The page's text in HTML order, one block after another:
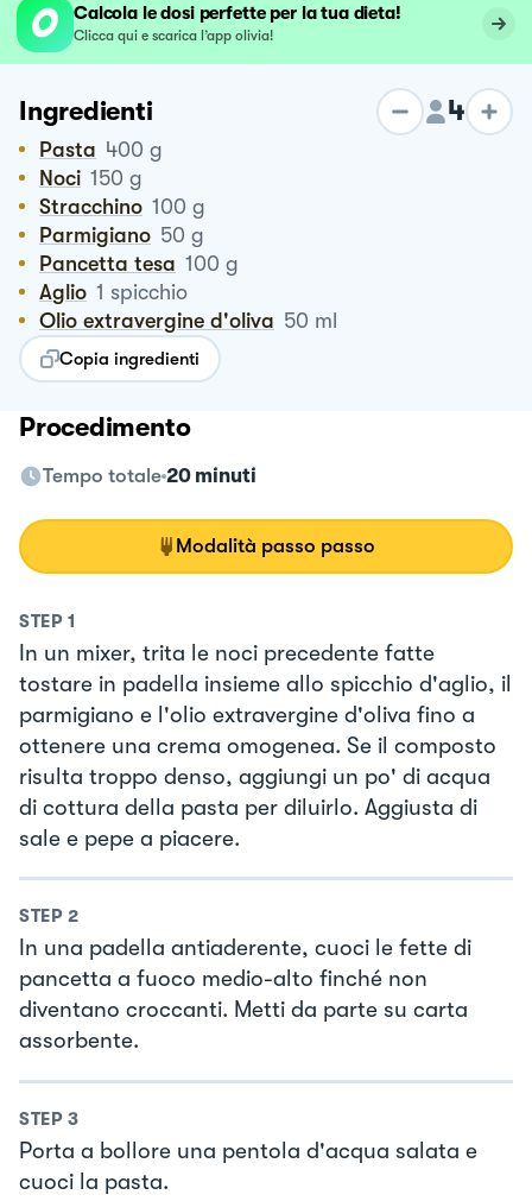
Calcola le dosi perfette per la tua dieta!
Clicca qui e scarica l’app olivia!
Ingredienti 4
Pasta 400 g
Noci 150 g
Stracchino 100 g
Parmigiano 50 g
Pancetta tesa 100 g
Aglio 1 spicchio
Olio extravergine d'oliva 50 ml
Copia ingredienti
Procedimento
Tempo totale 20 minuti
Modalità passo passo
STEP 1
In un mixer, trita le noci precedente fatte
tostare in padella insieme allo spicchio d'aglio, il
parmigiano e l'olio extravergine d'oliva fino a
ottenere una crema omogenea. Se il composto
risulta troppo denso, aggiungi un po' di acqua
di cottura della pasta per diluirlo. Aggiusta di
sale e pepe a piacere.
STEP 2
In una padella antiaderente, cuoci le fette di
pancetta a fuoco medio-alto finché non
diventano croccanti. Metti da parte su carta
assorbente.
STEP 3
Porta a bollore una pentola d'acqua salata e
cuoci la pasta.